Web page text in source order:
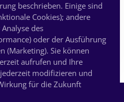
des Formulars erkläre
mit den
beschrieben. Einige sind
Cookies); andere
des
oder der Ausführung
(Marketing). Sie können
aufrufen und Ihre
modifizieren und
für die Zukunft